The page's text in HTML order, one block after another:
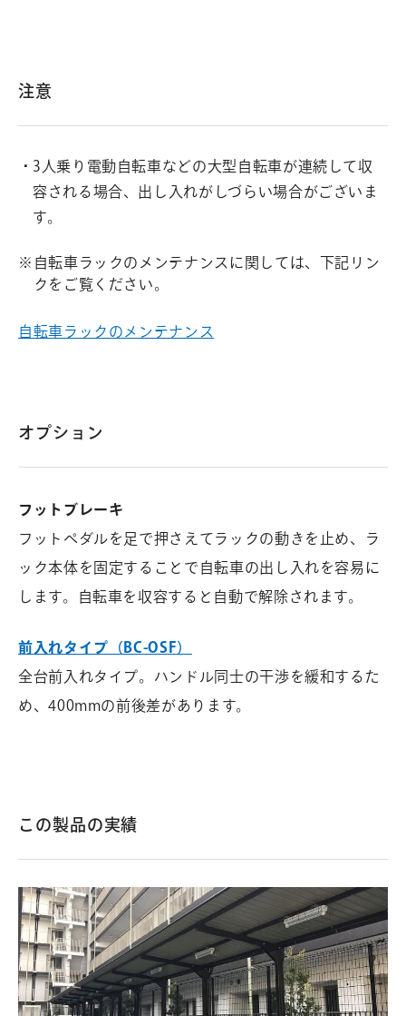
注意
3人乗り電動自転車などの大型自転車が連続して収
容される場合、出し入れがしづらい場合がございま
す。
※ 自転車ラックのメンテナンスに関しては、下記リン
クをご覧ください。
自転車ラックのメンテナンス
オプション
フットブレーキ
フットペダルを足で押さえてラックの動きを止め、ラ
ック本体を固定することで自転車の出し入れを容易に
します。自転車を収容すると自動で解除されます。
前入れタイプ（BC-OSF）
全台前入れタイプ。ハンドル同士の干渉を緩和するた
め、400mmの前後差があります。
この製品の実績